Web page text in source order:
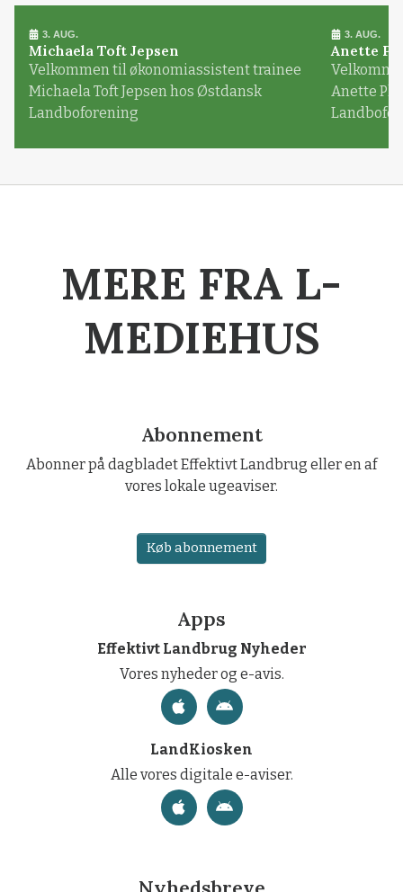
3. AUG.
Michaela Toft Jepsen
Velkommen til økonomiassistent trainee
Michaela Toft Jepsen hos Østdansk
Landboforening
3. AUG.
Anette
Anette
MERE FRA L-
MEDIEHUS
Abonnement
Abonner på dagbladet Effektivt Landbrug eller en af
vores lokale ugeaviser.
Køb abonnement
Apps
Effektivt Landbrug Nyheder
Vores nyheder og e-avis.
LandKiosken
Alle vores digitale e-aviser.